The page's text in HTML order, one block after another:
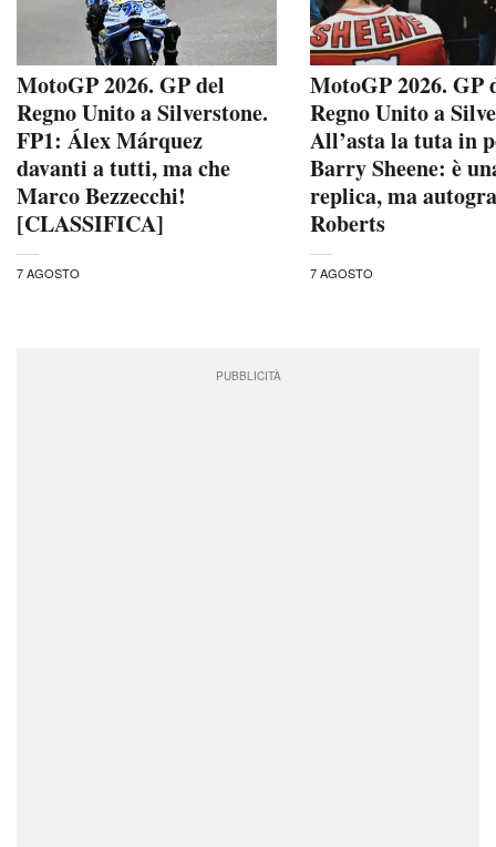
MotoGP 2026. GP del
Regno Unito a Silverstone.
FP1: Álex Márquez
davanti a tutti, ma che
Marco Bezzecchi!
[CLASSIFICA]
7 AGOSTO
MotoGP 2026. GP
Regno Unito a
All’asta la tuta in
Barry Sheene: è
replica, ma
Roberts
7 AGOSTO
PUBBLICITÀ